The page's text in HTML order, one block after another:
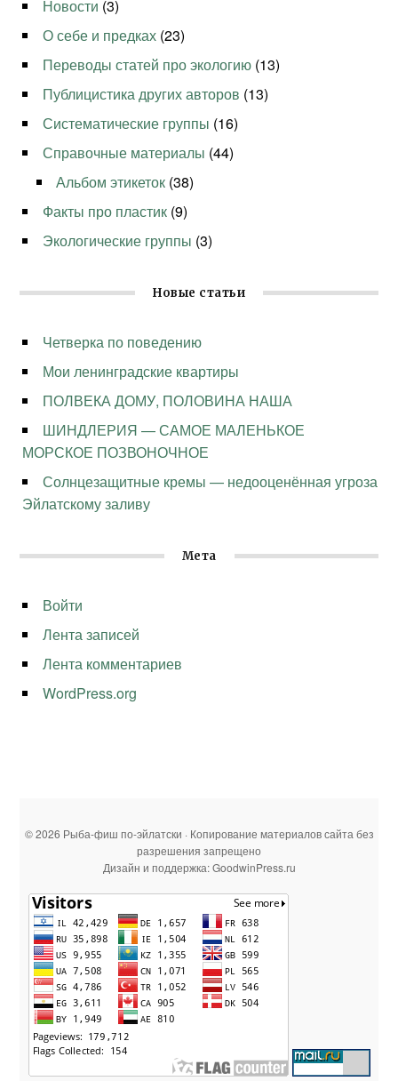
Новости (3)
О себе и предках (23)
Переводы статей про экологию (13)
Публицистика других авторов (13)
Систематические группы (16)
Справочные материалы (44)
Альбом этикеток (38)
Факты про пластик (9)
Экологические группы (3)
Новые статьи
Четверка по поведению
Мои ленинградские квартиры
ПОЛВЕКА ДОМУ, ПОЛОВИНА НАША
ШИНДЛЕРИЯ — САМОЕ МАЛЕНЬКОЕ
МОРСКОЕ ПОЗВОНОЧНОЕ
Солнцезащитные кремы — недооценённая угроза
Эйлатскому заливу
Мета
Войти
Лента записей
Лента комментариев
WordPress.org
© 2026 Рыба-фиш по-эйлатски · Копирование материалов сайта без
разрешения запрещено
Дизайн и поддержка: GoodwinPress.ru